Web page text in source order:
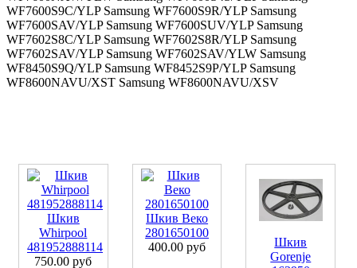
Шкив
Whirpool
481952888114
750.00 руб
Шкив Веко
2801650100
400.00 руб
Шкив
Gorenje